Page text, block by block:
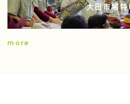
大田市場特
more